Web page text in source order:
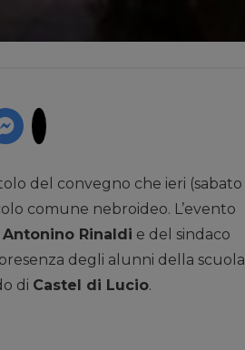
del convegno che ieri (sabato
comune nebroideo. L’evento
Antonino Rinaldi e del sindaco
degli alunni della scuola
di Castel di Lucio.